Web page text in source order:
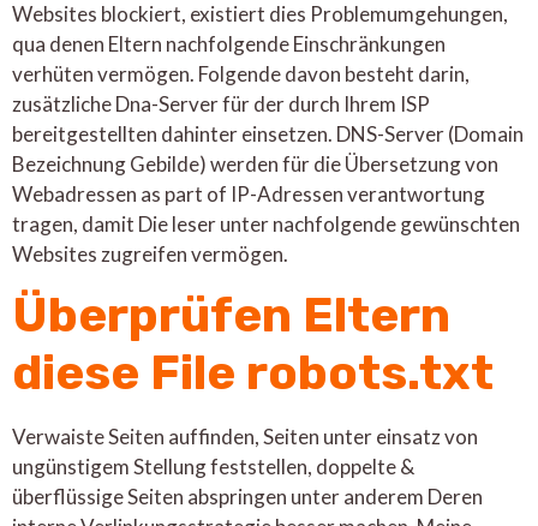
Websites blockiert, existiert dies Problemumgehungen,
qua denen Eltern nachfolgende Einschränkungen
verhüten vermögen. Folgende davon besteht darin,
zusätzliche Dna-Server für der durch Ihrem ISP
bereitgestellten dahinter einsetzen. DNS-Server (Domain
Bezeichnung Gebilde) werden für die Übersetzung von
Webadressen as part of IP-Adressen verantwortung
tragen, damit Die leser unter nachfolgende gewünschten
Websites zugreifen vermögen.
Überprüfen Eltern
diese File robots.txt
Verwaiste Seiten auffinden, Seiten unter einsatz von
ungünstigem Stellung feststellen, doppelte &
überflüssige Seiten abspringen unter anderem Deren